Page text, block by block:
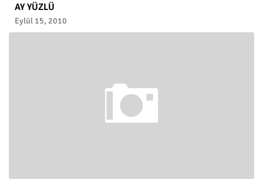
AY YÜZLÜ
Eylül 15, 2010